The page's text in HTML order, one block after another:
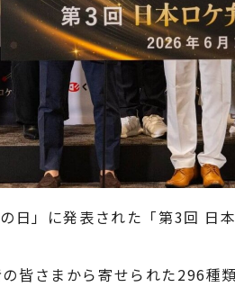
日」に発表された「第3回 日本
皆さまから寄せられた296種